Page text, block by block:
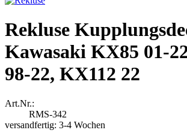
Rekluse
Kawasaki KX85 01-
98-22, KX112 22
Art.Nr.:
RMS-342
versandfertig: 3-4 Wochen